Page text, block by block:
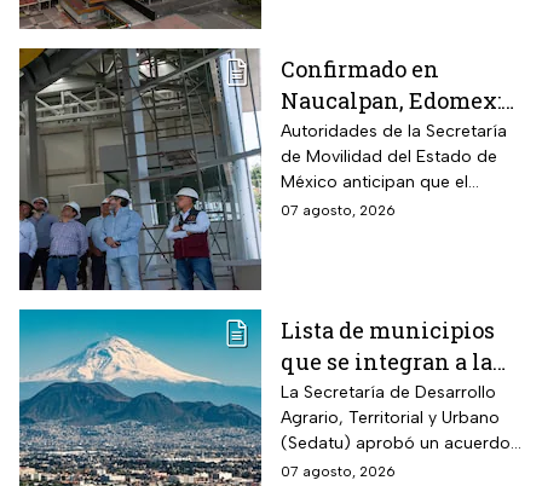
Confirmado en
Naucalpan, Edomex:
la Línea 3 del
Mexicable llega al
71,4% de avance y
anuncian cuándo
Autoridades de la Secretaría
de Movilidad del Estado de
México anticipan que el
transporte teleférico reducirá
07 agosto, 2026
Lista de municipios
que se integran a la
Zona Metropolitana
del Valle de México
La Secretaría de Desarrollo
Agrario, Territorial y Urbano
(Sedatu) aprobó un acuerdo
para que se integren más
07 agosto, 2026